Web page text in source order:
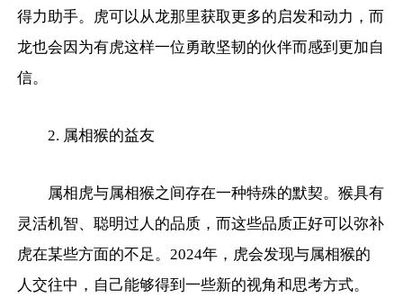
得力助手。虎可以从龙那里获取更多的启发和动力，而
龙也会因为有虎这样一位勇敢坚韧的伙伴而感到更加自
信。
2. 属相猴的益友
属相虎与属相猴之间存在一种特殊的默契。猴具有
灵活机智、聪明过人的品质，而这些品质正好可以弥补
虎在某些方面的不足。2024年，虎会发现与属相猴的
人交往中，自己能够得到一些新的视角和思考方式。